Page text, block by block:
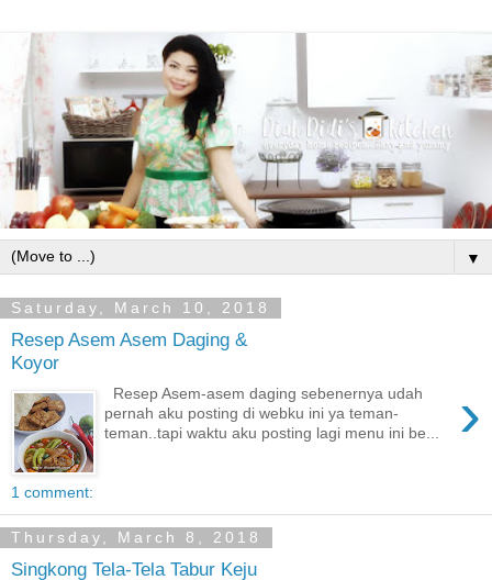
▼
Saturday, March 10, 2018
Resep Asem Asem Daging &
Koyor
›
Resep Asem-asem daging sebenernya udah
pernah aku posting di webku ini ya teman-
teman..tapi waktu aku posting lagi menu ini be...
1 comment:
Thursday, March 8, 2018
Singkong Tela-Tela Tabur Keju